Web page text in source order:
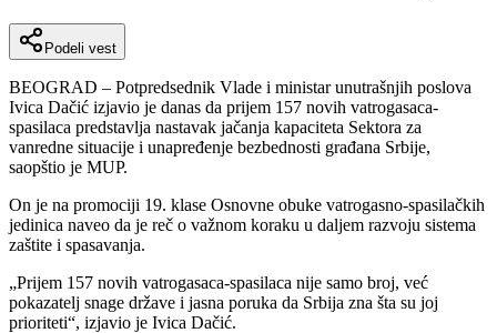
Podeli vest
BEOGRAD – Potpredsednik Vlade i ministar unutrašnjih poslova
Ivica Dačić izjavio je danas da prijem 157 novih vatrogasaca-
spasilaca predstavlja nastavak jačanja kapaciteta Sektora za
vanredne situacije i unapređenje bezbednosti građana Srbije,
saopštio je MUP.
On je na promociji 19. klase Osnovne obuke vatrogasno-spasilačkih
jedinica naveo da je reč o važnom koraku u daljem razvoju sistema
zaštite i spasavanja.
„Prijem 157 novih vatrogasaca-spasilaca nije samo broj, već
pokazatelj snage države i jasna poruka da Srbija zna šta su joj
prioriteti“, izjavio je Ivica Dačić.